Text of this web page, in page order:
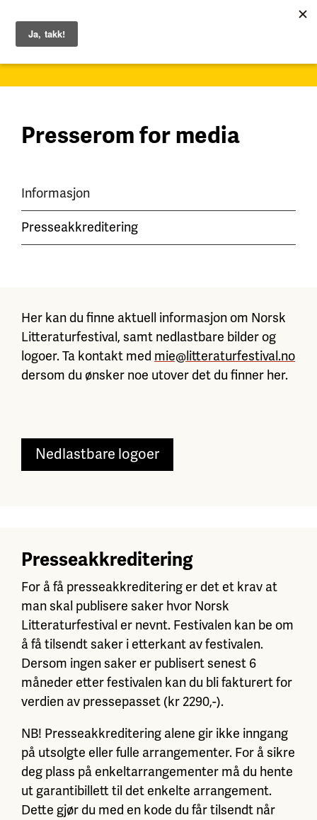
Presserom for media
Informasjon
Presseakkreditering
Her kan du finne aktuell informasjon om Norsk
Litteraturfestival, samt nedlastbare bilder og
logoer. Ta kontakt med mie@litteraturfestival.no
dersom du ønsker noe utover det du finner her.
Nedlastbare logoer
Presseakkreditering
For å få presseakkreditering er det et krav at
man skal publisere saker hvor Norsk
Litteraturfestival er nevnt. Festivalen kan be om
å få tilsendt saker i etterkant av festivalen.
Dersom ingen saker er publisert senest 6
måneder etter festivalen kan du bli fakturert for
verdien av pressepasset (kr 2290,-).
NB! Presseakkreditering alene gir ikke inngang
på utsolgte eller fulle arrangementer. For å sikre
deg plass på enkeltarrangementer må du hente
ut garantibillett til det enkelte arrangement.
Dette gjør du med en kode du får tilsendt når